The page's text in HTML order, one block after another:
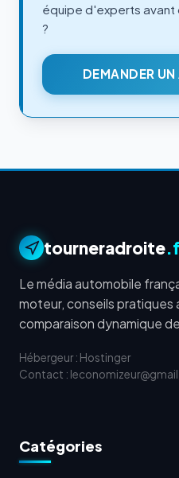
équipe d'experts avant
?
DEMANDER
tourneradroite
Le média automobile
moteur, conseils pratiques
comparaison dynamique
Hébergeur : Hostinger
Contact :
Catégories